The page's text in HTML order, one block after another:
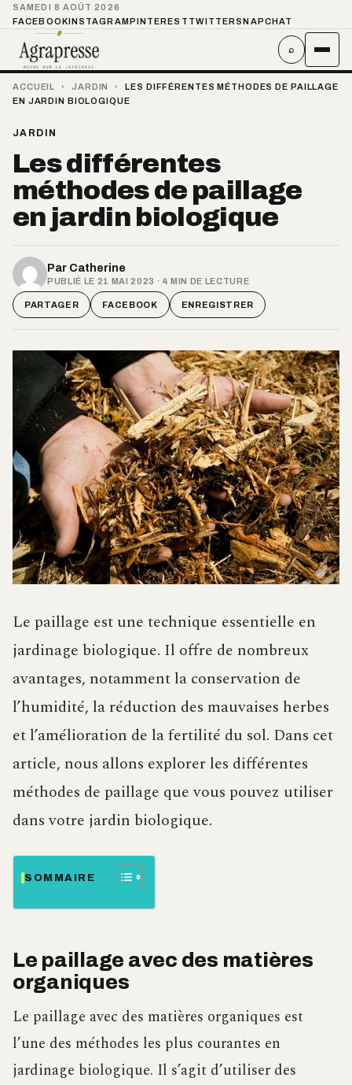
SAMEDI 8 AOÛT 2026
FACEBOOKINSTAGRAMPINTEREST TWITTER SNAPCHAT
⌕
ACCUEIL › JARDIN ›
LES DIFFÉRENTES MÉTHODES DE PAILLAGE
EN JARDIN BIOLOGIQUE
JARDIN
Les différentes
méthodes de paillage
en jardin biologique
Par Catherine
PUBLIÉ LE 21 MAI 2023 · 4 MIN DE LECTURE
PARTAGER FACEBOOK ENREGISTRER
Le paillage est une technique essentielle en
jardinage biologique. Il offre de nombreux
avantages, notamment la conservation de
l’humidité, la réduction des mauvaises herbes
et l’amélioration de la fertilité du sol. Dans cet
article, nous allons explorer les différentes
méthodes de paillage que vous pouvez utiliser
dans votre jardin biologique.
SOMMAIRE
Le paillage avec des matières
organiques
Le paillage avec des matières organiques est
l’une des méthodes les plus courantes en
jardinage biologique. Il s’agit d’utiliser des